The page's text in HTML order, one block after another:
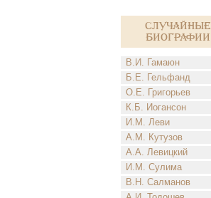
Случайные
биографии
В.И. Гамаюн
Б.Е. Гельфанд
О.Е. Григорьев
К.Б. Иогансон
И.М. Леви
А.М. Кутузов
А.А. Левицкий
И.М. Сулима
В.Н. Салманов